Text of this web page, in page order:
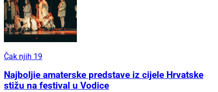
Čak njih 19
Najboljie amaterske predstave iz cijele Hrvatske
stižu na festival u Vodice